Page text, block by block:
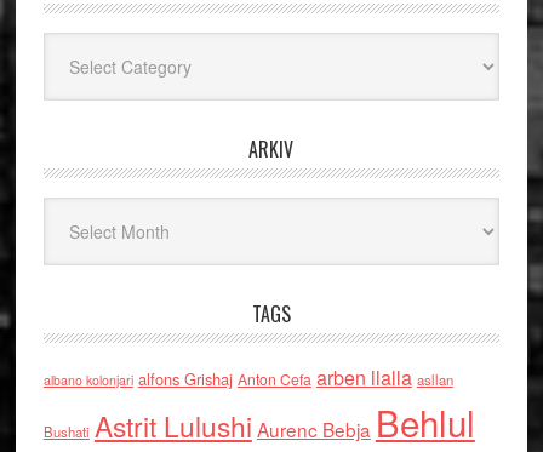
ARKIV
TAGS
albano kolonjari alfons Grishaj Anton Cefa arben llalla asllan
Bushati Astrit Lulushi Aurenc Bebja Behlul